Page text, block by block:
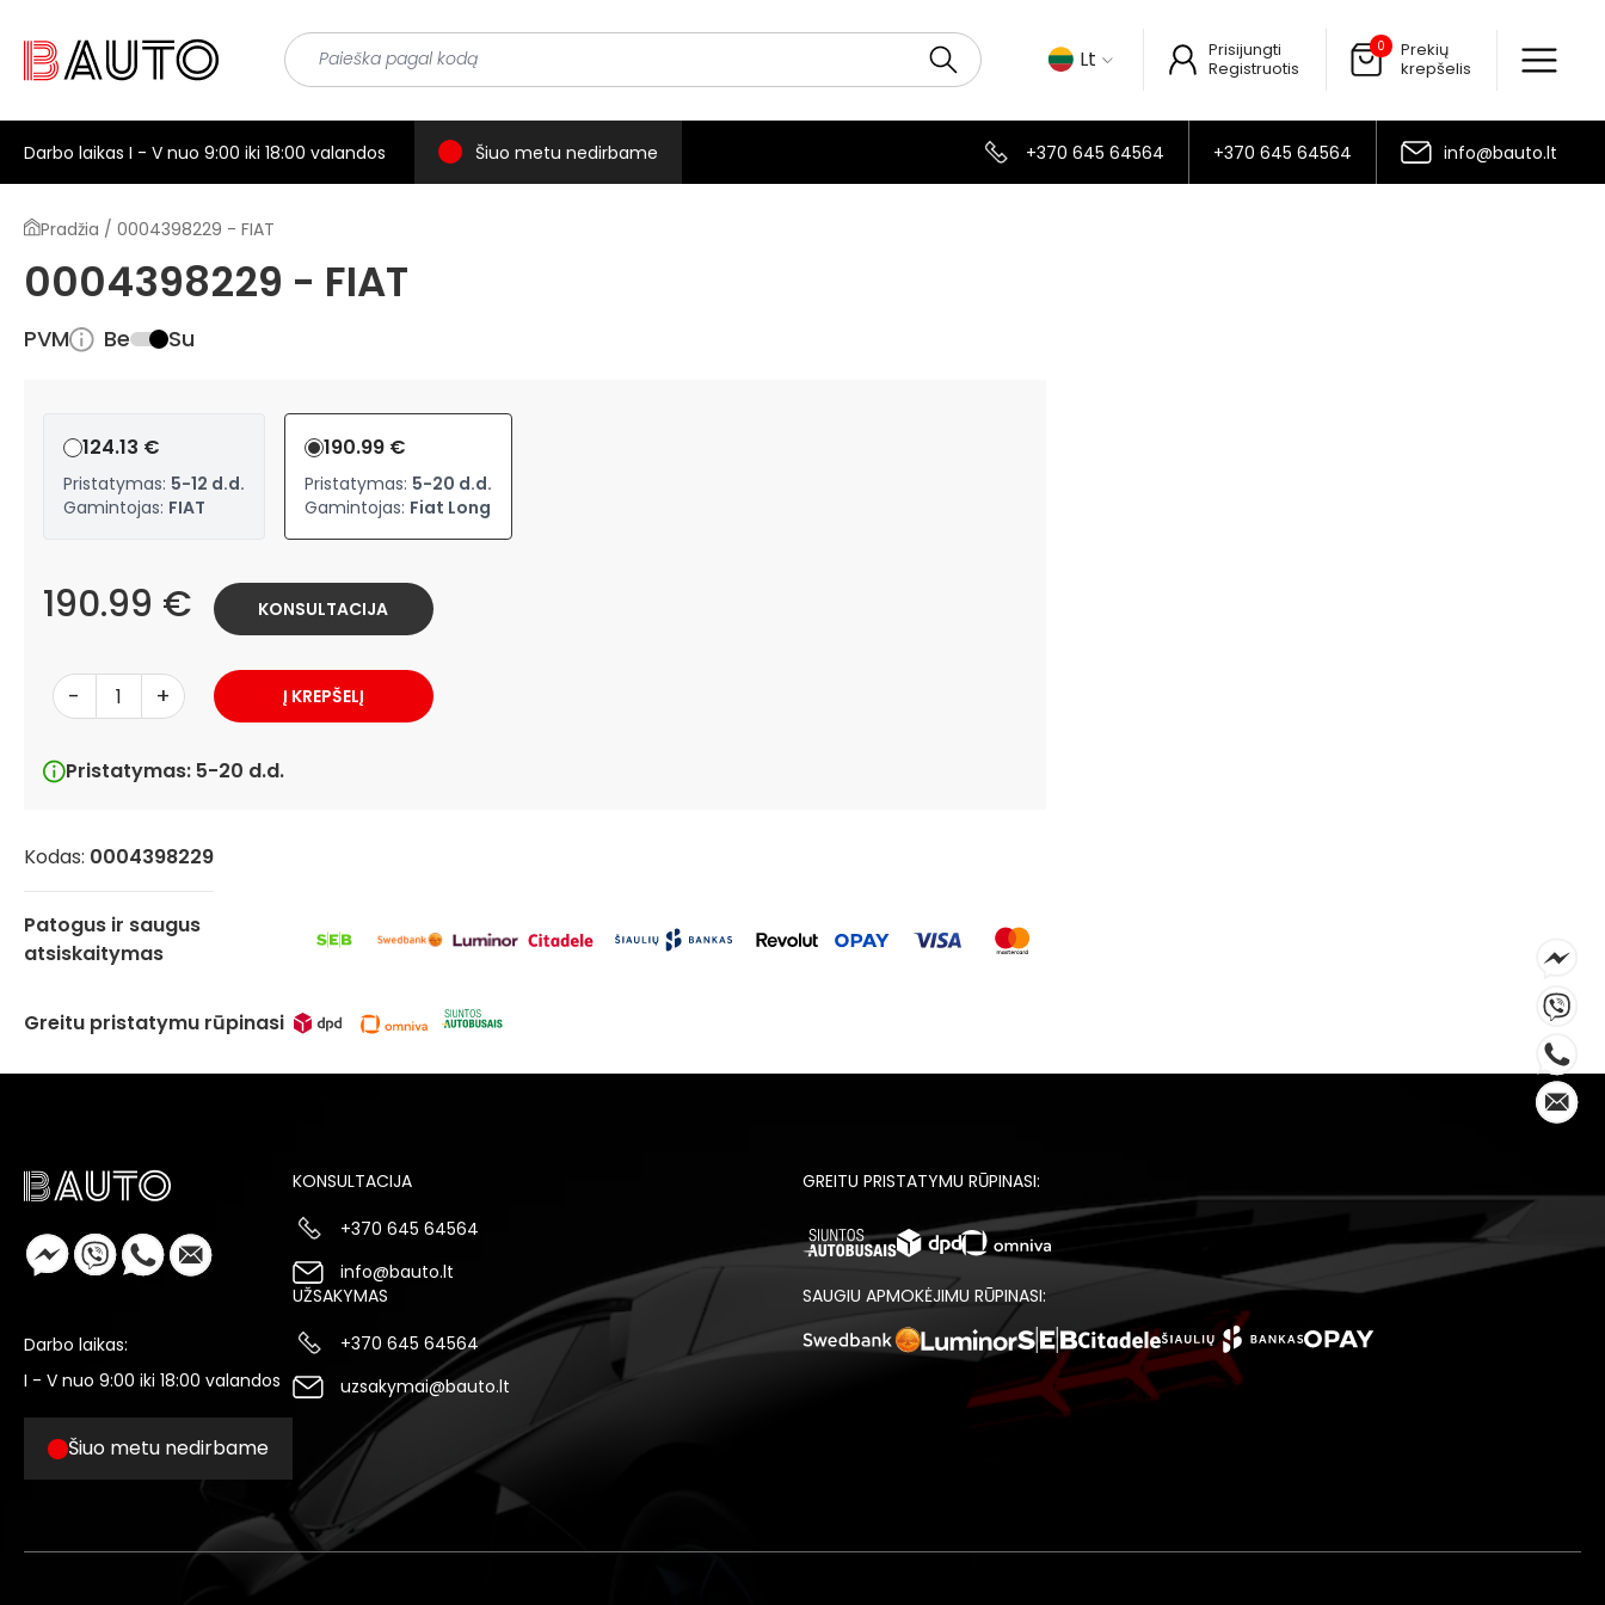
Lt
Prisijungti
Registruotis
0
Prekių
krepšelis
Darbo laikas I - V nuo 9:00 iki 18:00 valandos Šiuo metu nedirbame +370 645 64564 +370 645 64564 info@bauto.lt
Pradžia / 0004398229 - FIAT
0004398229 - FIAT
PVM Be Su
124.13 €
Pristatymas: 5-12 d.d.
Gamintojas: FIAT
190.99 €
Pristatymas: 5-20 d.d.
Gamintojas: Fiat Long
190.99 €
- +
Pristatymas: 5-20 d.d.
Į KREPŠELĮ
KONSULTACIJA
Kodas: 0004398229
Patogus ir saugus
atsiskaitymas
Greitu pristatymu rūpinasi
Darbo laikas:
I - V nuo 9:00 iki 18:00 valandos
Šiuo metu nedirbame
KONSULTACIJA
+370 645 64564
info@bauto.lt
UŽSAKYMAS
+370 645 64564
uzsakymai@bauto.lt
GREITU PRISTATYMU RŪPINASI:
SAUGIU APMOKĖJIMU RŪPINASI: